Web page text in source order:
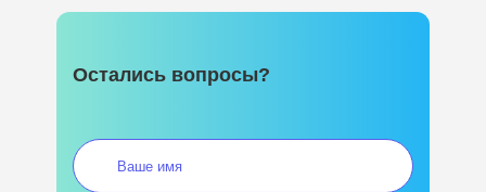
Остались вопросы?